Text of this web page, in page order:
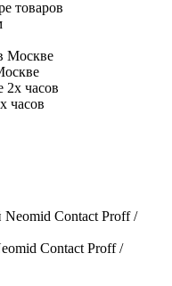
товаров
часов
Contact Proff /